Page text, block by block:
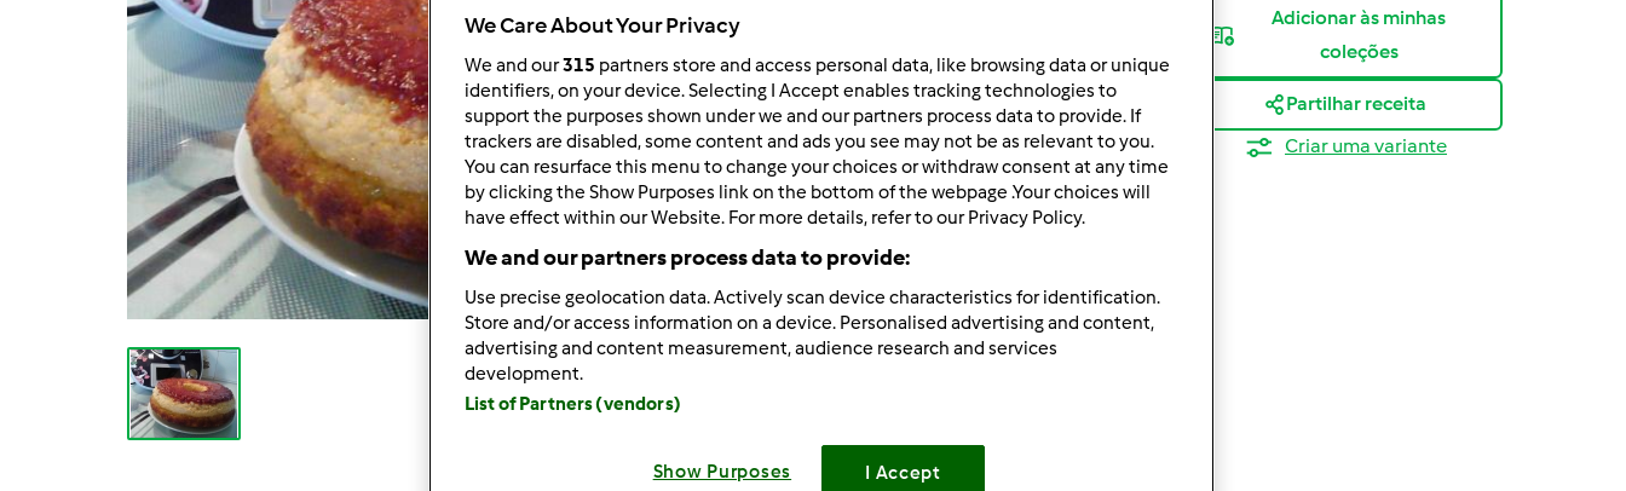
dose/s
10dose/s
Fácil
Adicionar às minhas
coleções
Partilhar receita
Criar uma variante
We Care About Your Privacy
We and our315 partners store and access personal data, like browsing data or unique
identifiers, on your device. Selecting I Accept enables tracking technologies to
support the purposes shown under we and our partners process data to provide. If
trackers are disabled, some content and ads you see may not be as relevant to you.
You can resurface this menu to change your choices or withdraw consent at any time
by clicking the Show Purposes link on the bottom of the webpage .Your choices will
have effect within our Website. For more details, refer to our Privacy Policy.
We and our partners process data to provide:
Use precise geolocation data. Actively scan device characteristics for identification.
Store and/or access information on a device. Personalised advertising and content,
advertising and content measurement, audience research and services
development.
List of Partners (vendors)
Show Purposes I Accept